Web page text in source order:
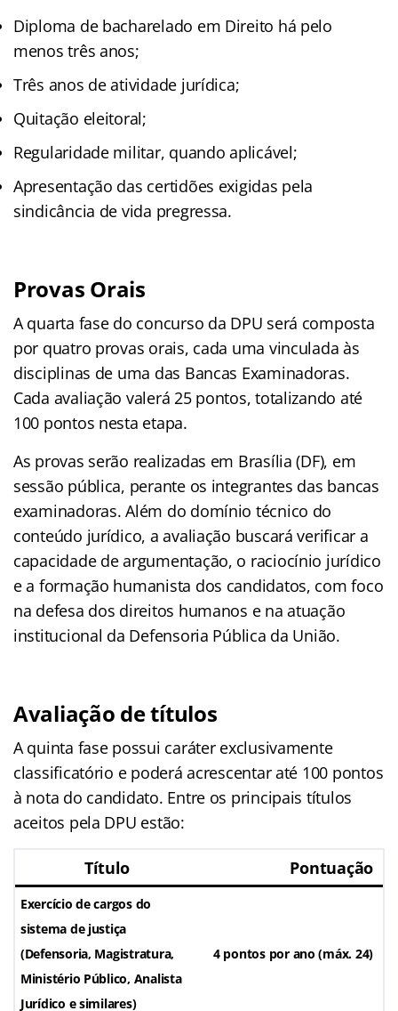
Diploma de bacharelado em Direito há pelo
menos três anos;
Três anos de atividade jurídica;
Quitação eleitoral;
Regularidade militar, quando aplicável;
Apresentação das certidões exigidas pela
sindicância de vida pregressa.
Provas Orais
A quarta fase do concurso da DPU será composta
por quatro provas orais, cada uma vinculada às
disciplinas de uma das Bancas Examinadoras.
Cada avaliação valerá 25 pontos, totalizando até
100 pontos nesta etapa.
As provas serão realizadas em Brasília (DF), em
sessão pública, perante os integrantes das bancas
examinadoras. Além do domínio técnico do
conteúdo jurídico, a avaliação buscará verificar a
capacidade de argumentação, o raciocínio jurídico
e a formação humanista dos candidatos, com foco
na defesa dos direitos humanos e na atuação
institucional da Defensoria Pública da União.
Avaliação de títulos
A quinta fase possui caráter exclusivamente
classificatório e poderá acrescentar até 100 pontos
à nota do candidato. Entre os principais títulos
aceitos pela DPU estão:
Título Pontuação
Exercício de cargos do
sistema de justiça
(Defensoria, Magistratura,
Ministério Público, Analista
Jurídico e similares)
4 pontos por ano (máx. 24)